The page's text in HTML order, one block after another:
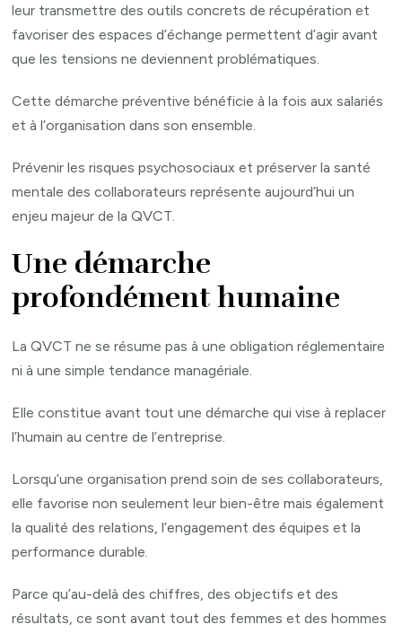
leur transmettre des outils concrets de récupération et
favoriser des espaces d’échange permettent d’agir avant
que les tensions ne deviennent problématiques.
Cette démarche préventive bénéficie à la fois aux salariés
et à l’organisation dans son ensemble.
Prévenir les risques psychosociaux et préserver la santé
mentale des collaborateurs représente aujourd’hui un
enjeu majeur de la QVCT.
Une démarche
profondément humaine
La QVCT ne se résume pas à une obligation réglementaire
ni à une simple tendance managériale.
Elle constitue avant tout une démarche qui vise à replacer
l’humain au centre de l’entreprise.
Lorsqu’une organisation prend soin de ses collaborateurs,
elle favorise non seulement leur bien-être mais également
la qualité des relations, l’engagement des équipes et la
performance durable.
Parce qu’au-delà des chiffres, des objectifs et des
résultats, ce sont avant tout des femmes et des hommes